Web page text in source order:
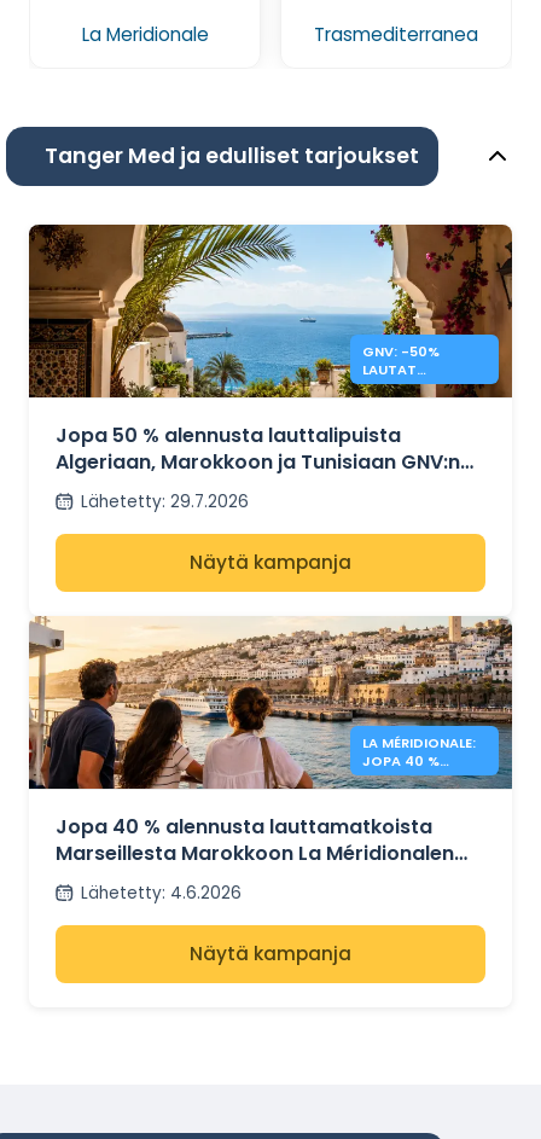
La Meridionale Trasmediterranea
Tanger Med ja edulliset tarjoukset
GNV: -50%
LAUTAT
MAROKKOON,
ALGERIAAN
Jopa 50 % alennusta lauttalipuista
Algeriaan, Marokkoon ja Tunisiaan GNV:n
kautta
Lähetetty: 29.7.2026
Näytä kampanja
LA MÉRIDIONALE:
JOPA 40 %
ALENNUS
Jopa 40 % alennusta lauttamatkoista
Marseillesta Marokkoon La Méridionalen
kanssa
Lähetetty: 4.6.2026
Näytä kampanja